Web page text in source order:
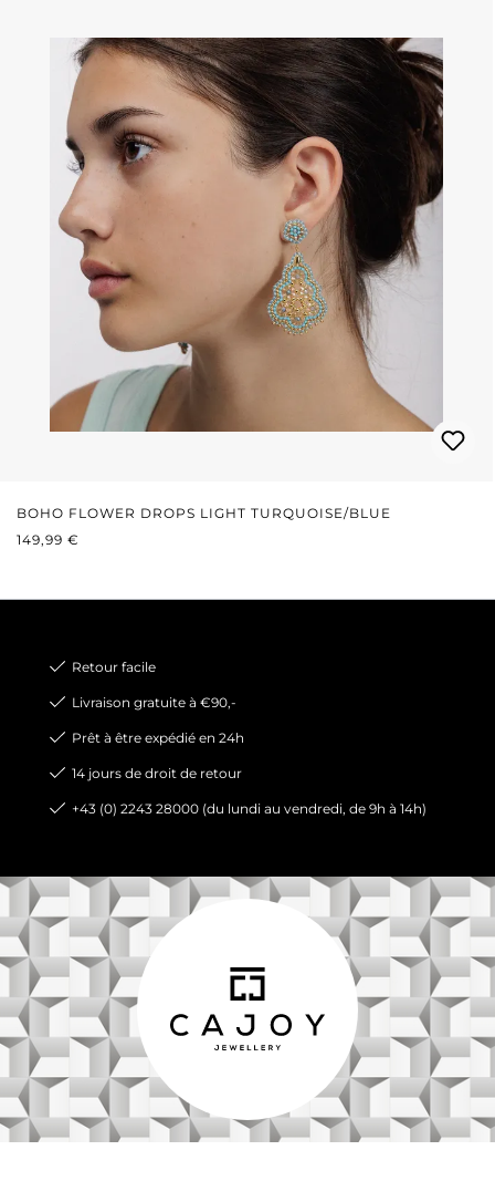
BOHO FLOWER DROPS LIGHT TURQUOISE/BLUE
PRIX RÉGULIER :
149,99 €
Retour facile
Livraison gratuite à €90,-
Prêt à être expédié en 24h
14 jours de droit de retour
+43 (0) 2243 28000 (du lundi au vendredi, de 9h à 14h)